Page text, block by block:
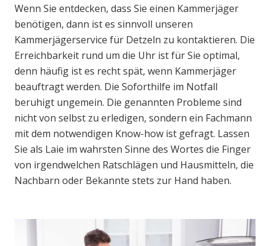
Wenn Sie entdecken, dass Sie einen Kammerjäger
benötigen, dann ist es sinnvoll unseren
Kammerjägerservice für Detzeln zu kontaktieren. Die
Erreichbarkeit rund um die Uhr ist für Sie optimal,
denn häufig ist es recht spät, wenn Kammerjäger
beauftragt werden. Die Soforthilfe im Notfall
beruhigt ungemein. Die genannten Probleme sind
nicht von selbst zu erledigen, sondern ein Fachmann
mit dem notwendigen Know-how ist gefragt. Lassen
Sie als Laie im wahrsten Sinne des Wortes die Finger
von irgendwelchen Ratschlägen und Hausmitteln, die
Nachbarn oder Bekannte stets zur Hand haben.